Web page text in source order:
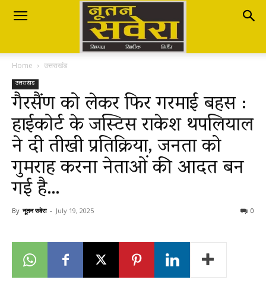
Nutan
Savera
नूतन
सवेरा
Breaking
Home उत्तराखंड
उत्तराखंड
गैरसैंण को लेकर फिर गरमाई बहस :
हाईकोर्ट के जस्टिस राकेश थपलियाल
ने दी तीखी प्रतिक्रिया, जनता को
गुमराह करना नेताओं की आदत बन
गई है…
By नूतन सवेरा - July 19, 2025 0